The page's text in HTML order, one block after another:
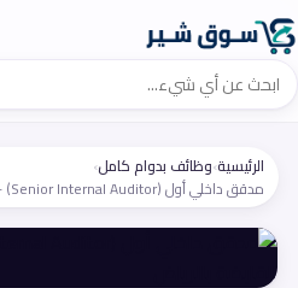
الرئيسية›وظائف بدوام كامل›
مدقق داخلي أول (Senior Internal Auditor) - شركة ميار القابضة بالرياض